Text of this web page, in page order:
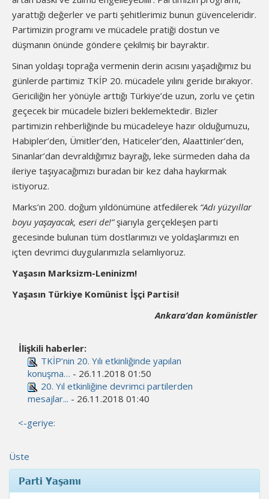
yarattığı değerler ve parti şehitlerimiz bunun güvenceleridir.
Partimizin programı ve mücadele pratiği dostun ve
düşmanın önünde göndere çekilmiş bir bayraktır.
Sinan yoldaşı toprağa vermenin derin acısını yaşadığımız bu
günlerde partimiz TKİP 20. mücadele yılını geride bırakıyor.
Gericiliğin her yönüyle arttığı Türkiye’de uzun, zorlu ve çetin
geçecek bir mücadele bizleri beklemektedir. Bizler
partimizin rehberliğinde bu mücadeleye hazır olduğumuzu,
Habipler’den, Ümitler’den, Haticeler’den, Alaattinler’den,
Sinanlar’dan devraldığımız bayrağı, leke sürmeden daha da
ileriye taşıyacağımızı buradan bir kez daha haykırmak
istiyoruz.
Marks’ın 200. doğum yıldönümüne atfedilerek “Adı yüzyıllar
boyu yaşayacak, eseri de!”şiarıyla gerçekleşen parti
gecesinde bulunan tüm dostlarımızı ve yoldaşlarımızı en
içten devrimci duygularımızla selamlıyoruz.
Yaşasın Marksizm-Leninizm!
Yaşasın Türkiye Komünist İşçi Partisi!
Ankara’dan komünistler
İlişkili haberler:
TKİP’nin 20. Yılı etkinliğinde yapılan
konuşma… - 26.11.2018 01:50
20. Yıl etkinliğine devrimci partilerden
mesajlar... - 26.11.2018 01:40
<-geriye:
Üste
Parti Yaşamı